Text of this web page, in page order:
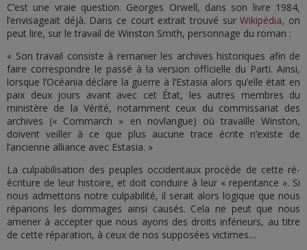
C’est une vraie question. Georges Orwell, dans son livre 1984,
l’envisageait déjà. Dans ce court extrait trouvé surWikipédia, on
peut lire, sur le travail de Winston Smith, personnage du roman :
« Son travail consiste à remanier les archives historiques afin de
faire correspondre le passé à la version officielle du Parti. Ainsi,
lorsque l’Océania déclare la guerre à l’Estasia alors qu’elle était en
paix deux jours avant avec cet État, les autres membres du
ministère de la Vérité, notamment ceux du commissariat des
archives (« Commarch » en novlangue) où travaille Winston,
doivent veiller à ce que plus aucune trace écrite n’existe de
l’ancienne alliance avec Estasia. »
La culpabilisation des peuples occidentaux procède de cette ré-
écriture de leur histoire, et doit conduire à leur « repentance ». Si
nous admettons notre culpabilité, il serait alors logique que nous
réparions les dommages ainsi causés. Cela ne peut que nous
amener à accepter que nous ayons des droits inférieurs, au titre
de cette réparation, à ceux de nos supposées victimes…